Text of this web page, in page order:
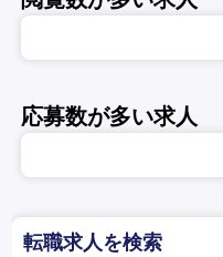
応募数が多い求人
転職求人を検索